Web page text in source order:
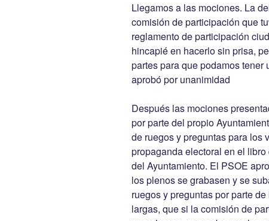
Llegamos a las mociones. La
comisión de participación que
reglamento de participación
hincapié en hacerlo sin prisa,
partes para que podamos
aprobó por unanimidad
Después las mociones
por parte del propio
de ruegos y preguntas para los
propaganda electoral en el
del Ayuntamiento. El PSOE
los plenos se grabasen y se
ruegos y preguntas por parte
largas, que si la comisión de